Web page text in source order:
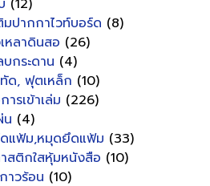
(12)
มปากกาไวท์บอร์ด (8)
หลาดินสอ (26)
กระดาน (4)
ด, ฟุตเหล็ก (10)
รเข้าเล่ม (226)
น (4)
แฟ้ม,หมุดยึดแฟ้ม (33)
สติกใสหุ้มหนังสือ (10)
าวร้อน (10)